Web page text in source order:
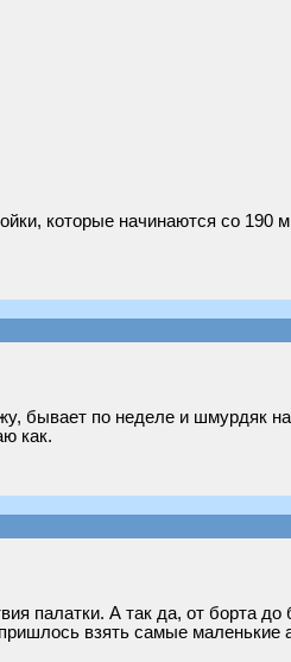
которые начинаются со 190
бывает по неделе и шмурдяк
как.
палатки. А так да, от борта
взять самые маленькие